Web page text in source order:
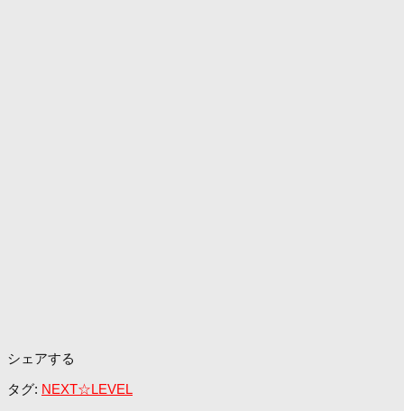
シェアする
タグ: NEXT☆LEVEL